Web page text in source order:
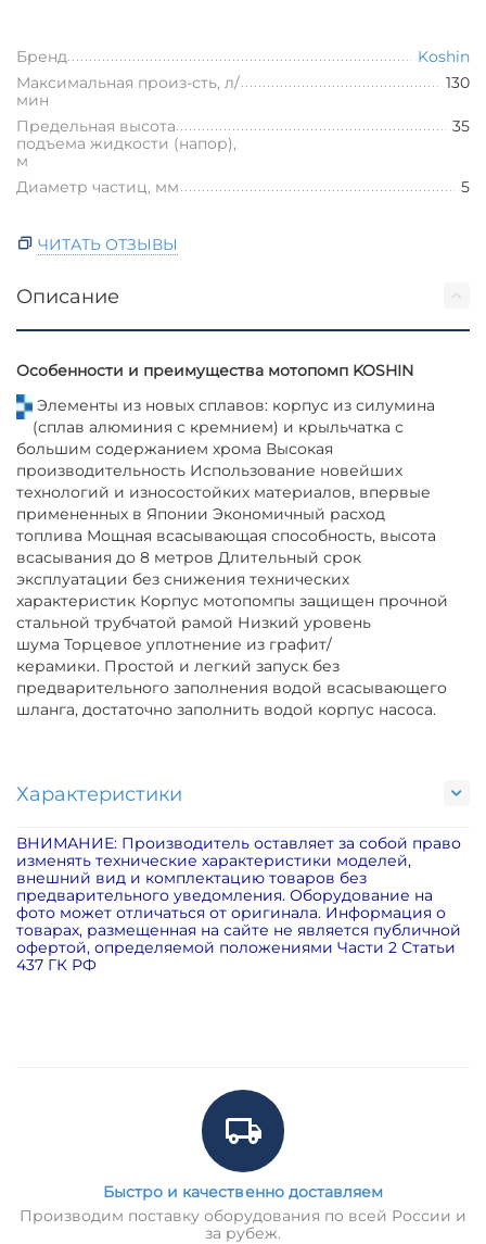
Бренд
Koshin
Максимальная произ-сть, л/
мин
130
Предельная высота
подъема жидкости (напор),
м
35
Диаметр частиц, мм 5
ЧИТАТЬ ОТЗЫВЫ
Описание
Особенности и преимущества мотопомп KOSHIN
Элементы из новых сплавов: корпус из силумина
(сплав алюминия с кремнием) и крыльчатка с
большим содержанием хрома Высокая
производительность Использование новейших
технологий и износостойких материалов, впервые
примененных в Японии Экономичный расход
топлива Мощная всасывающая способность, высота
всасывания до 8 метров Длительный срок
эксплуатации без снижения технических
характеристик Корпус мотопомпы защищен прочной
стальной трубчатой рамой Низкий уровень
шума Торцевое уплотнение из графит/
керамики. Простой и легкий запуск без
предварительного заполнения водой всасывающего
шланга, достаточно заполнить водой корпус насоса.
Характеристики
ВНИМАНИЕ: Производитель оставляет за собой право
изменять технические характеристики моделей,
внешний вид и комплектацию товаров без
предварительного уведомления. Оборудование на
фото может отличаться от оригинала. Информация о
товарах, размещенная на сайте не является публичной
офертой, определяемой положениями Части 2 Статьи
437 ГК РФ
Быстро и качественно доставляем
Производим поставку оборудования по всей России и
за рубеж.